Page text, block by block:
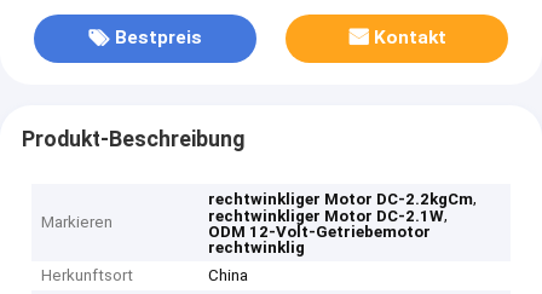
Bestpreis Kontakt
Produkt-Beschreibung
Markieren
rechtwinkliger Motor DC-2.2kgCm,
rechtwinkliger Motor DC-2.1W,
ODM 12-Volt-Getriebemotor
rechtwinklig
Herkunftsort
China